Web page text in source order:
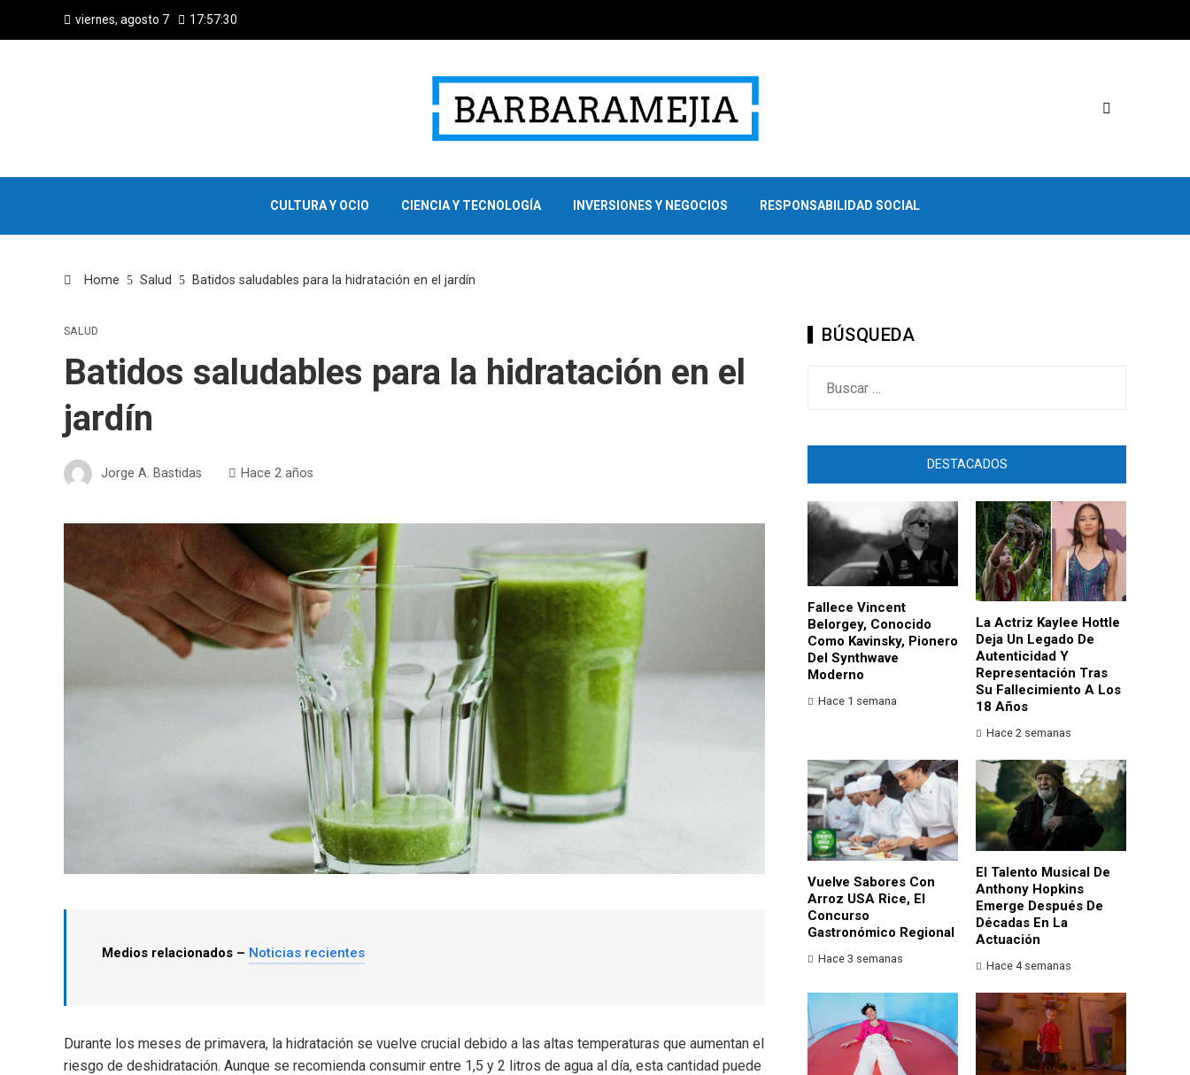
viernes, agosto 7 17:57:31
CULTURA Y OCIO CIENCIA Y TECNOLOGÍA INVERSIONES Y NEGOCIOS RESPONSABILIDAD SOCIAL
Home Salud Batidos saludables para la hidratación en el jardín
SALUD
Batidos saludables para la hidratación en el
jardín
Jorge A. Bastidas Hace 2 años
Medios relacionados – Noticias recientes
Durante los meses de primavera, la hidratación se vuelve crucial debido a las altas temperaturas que aumentan el
riesgo de deshidratación. Aunque se recomienda consumir entre 1,5 y 2 litros de agua al día, esta cantidad puede
BÚSQUEDA
DESTACADOS
Fallece Vincent
Belorgey, Conocido
Como Kavinsky, Pionero
Del Synthwave
Moderno
Hace 1 semana
La Actriz Kaylee Hottle
Deja Un Legado De
Autenticidad Y
Representación Tras
Su Fallecimiento A Los
18 Años
Hace 2 semanas
Vuelve Sabores Con
Arroz USA Rice, El
Concurso
Gastronómico Regional
Hace 3 semanas
El Talento Musical De
Anthony Hopkins
Emerge Después De
Décadas En La
Actuación
Hace 4 semanas